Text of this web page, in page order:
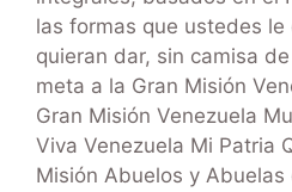
las formas que ustedes le
quieran dar, sin camisa
meta a la Gran Misión
Gran Misión Venezuela
Viva Venezuela Mi Patria
Misión Abuelos y